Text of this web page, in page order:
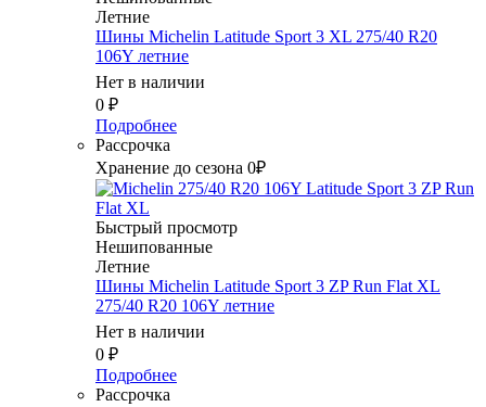
Летние
Шины Michelin Latitude Sport 3 XL 275/40 R20
106Y летние
Нет в наличии
0 ₽
Подробнее
Рассрочка
Хранение до сезона 0₽
Быстрый просмотр
Нешипованные
Летние
Шины Michelin Latitude Sport 3 ZP Run Flat XL
275/40 R20 106Y летние
Нет в наличии
0 ₽
Подробнее
Рассрочка